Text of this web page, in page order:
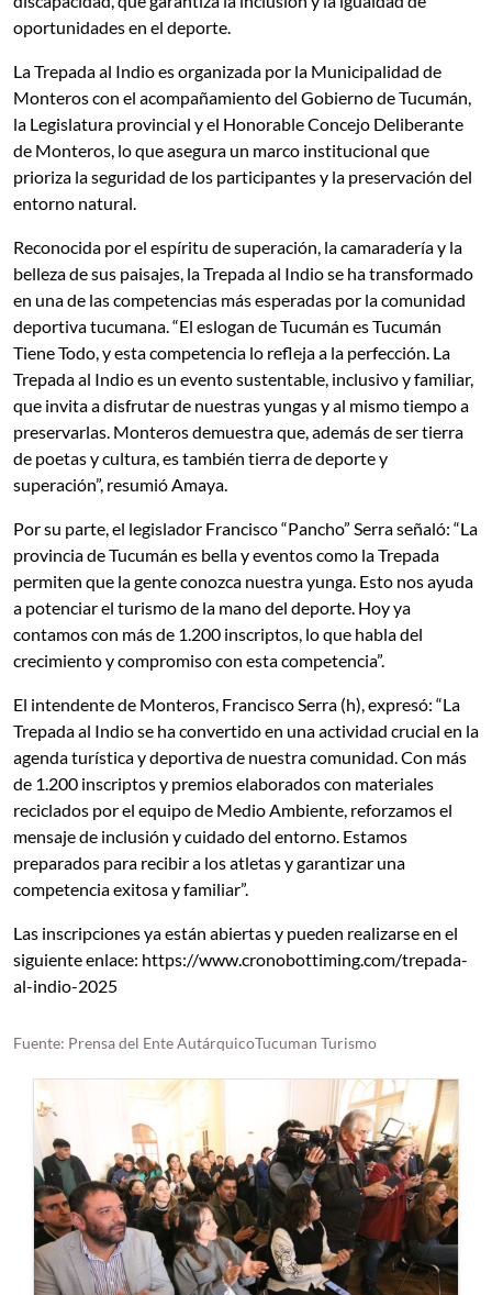
oportunidades en el deporte.
La Trepada al Indio es organizada por la Municipalidad de
Monteros con el acompañamiento del Gobierno de Tucumán,
la Legislatura provincial y el Honorable Concejo Deliberante
de Monteros, lo que asegura un marco institucional que
prioriza la seguridad de los participantes y la preservación del
entorno natural.
Reconocida por el espíritu de superación, la camaradería y la
belleza de sus paisajes, la Trepada al Indio se ha transformado
en una de las competencias más esperadas por la comunidad
deportiva tucumana. “El eslogan de Tucumán es Tucumán
Tiene Todo, y esta competencia lo refleja a la perfección. La
Trepada al Indio es un evento sustentable, inclusivo y familiar,
que invita a disfrutar de nuestras yungas y al mismo tiempo a
preservarlas. Monteros demuestra que, además de ser tierra
de poetas y cultura, es también tierra de deporte y
superación”, resumió Amaya.
Por su parte, el legislador Francisco “Pancho” Serra señaló: “La
provincia de Tucumán es bella y eventos como la Trepada
permiten que la gente conozca nuestra yunga. Esto nos ayuda
a potenciar el turismo de la mano del deporte. Hoy ya
contamos con más de 1.200 inscriptos, lo que habla del
crecimiento y compromiso con esta competencia”.
El intendente de Monteros, Francisco Serra (h), expresó: “La
Trepada al Indio se ha convertido en una actividad crucial en la
agenda turística y deportiva de nuestra comunidad. Con más
de 1.200 inscriptos y premios elaborados con materiales
reciclados por el equipo de Medio Ambiente, reforzamos el
mensaje de inclusión y cuidado del entorno. Estamos
preparados para recibir a los atletas y garantizar una
competencia exitosa y familiar”.
Las inscripciones ya están abiertas y pueden realizarse en el
siguiente enlace: https://www.cronobottiming.com/trepada-
al-indio-2025
Fuente: Prensa del Ente AutárquicoTucuman Turismo